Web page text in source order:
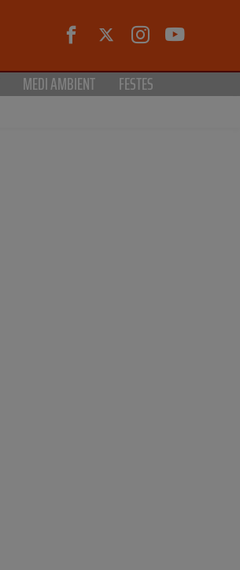
MEDI AMBIENT FESTES